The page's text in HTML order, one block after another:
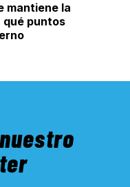
mantiene la
qué puntos